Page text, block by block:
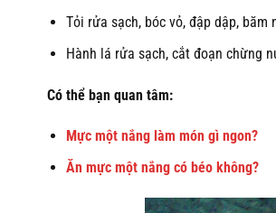
Tỏi rửa sạch, bóc vỏ, đập dập, băm
Hành lá rửa sạch, cắt đoạn chừng
Có thể bạn quan tâm:
Mực một nắng làm món gì ngon?
Ăn mực một nắng có béo không?